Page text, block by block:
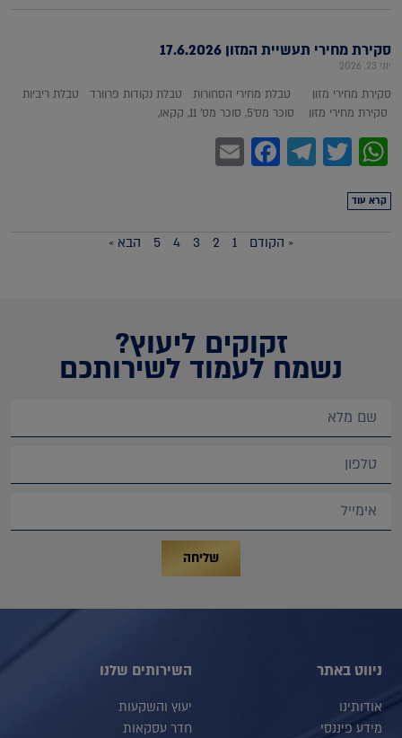
סקירת מחירי תעשיית המזון 17.6.2026
יוני 23, 2026
סקירת מחירי מזון טבלת מחירי הסחורות טבלת נקודות פרוורד טבלת ריביות
סקירת מחירי מזון סוכר מס'5, סוכר מס' 11, קקאו,
WhatsApp
Twitter
Telegram
Facebook
קרא עוד
« הקודם 1
2
3
4
5 הבא »
זקוקים ליעוץ?
נשמח לעמוד לשירותכם
שליחה
ניווט באתר
אודותינו
מידע פיננסי
השירותים שלנו
יעוץ והשקעות
חדר עסקאות